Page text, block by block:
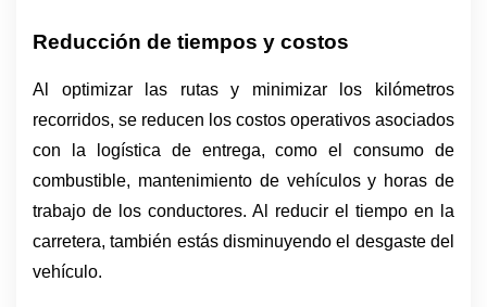
Reducción de tiempos y costos
Al optimizar las rutas y minimizar los kilómetros
recorridos, se reducen los costos operativos asociados
con la logística de entrega, como el consumo de
combustible, mantenimiento de vehículos y horas de
trabajo de los conductores. Al reducir el tiempo en la
carretera, también estás disminuyendo el desgaste del
vehículo.